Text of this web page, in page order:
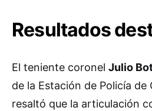
Resultados
El teniente coronel Julio
de la Estación de Policía de
resaltó que la articulación